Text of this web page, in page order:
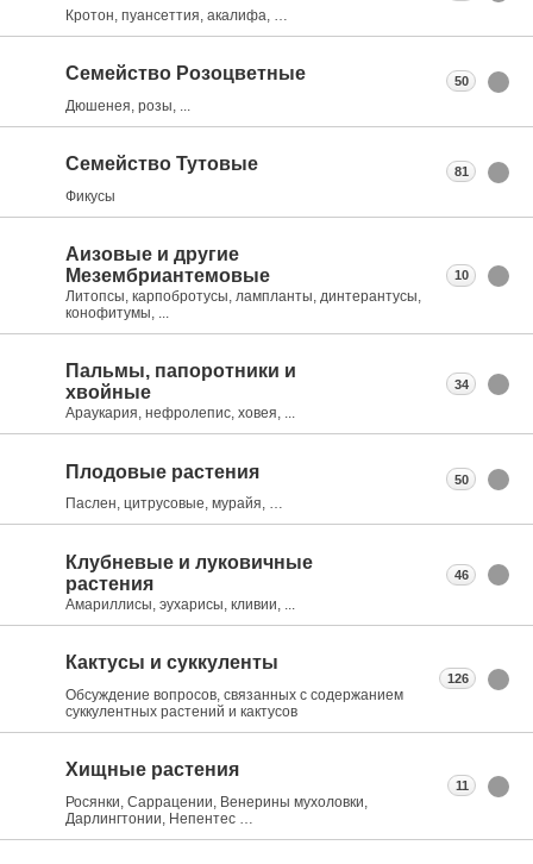
Кротон, пуансеттия, акалифа, …
Семейство Розоцветные
Дюшенея, розы, ...
50
Семейство Тутовые
Фикусы
81
Аизовые и другие
Мезембриантемовые
Литопсы, карпобротусы, лампланты, динтерантусы,
конофитумы, ...
10
Пальмы, папоротники и
хвойные
Араукария, нефролепис, ховея, ...
34
Плодовые растения
Паслен, цитрусовые, мурайя, …
50
Клубневые и луковичные
растения
Амариллисы, эухарисы, кливии, ...
46
Кактусы и суккуленты
Обсуждение вопросов, связанных с содержанием
суккулентных растений и кактусов
126
Хищные растения
Росянки, Саррацении, Венерины мухоловки,
Дарлингтонии, Непентес …
11